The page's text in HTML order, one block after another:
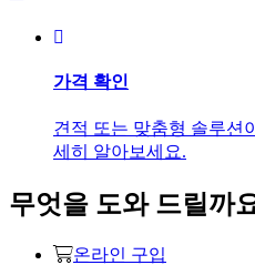
가격 확인
견적 또는 맞춤형 솔루션
세히 알아보세요.
무엇을 도와 드릴까
온라인 구입